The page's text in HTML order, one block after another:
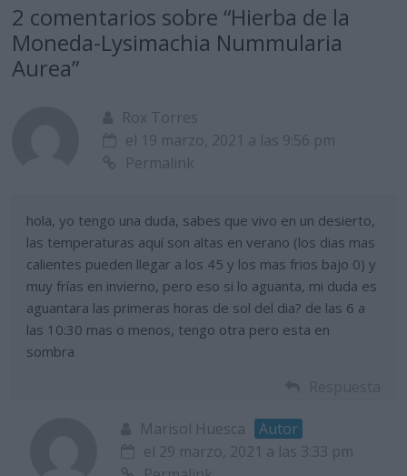
2 comentarios sobre “Hierba de la
Moneda-Lysimachia Nummularia
Aurea”
Rox Torres
el 19 marzo, 2021 a las 9:56 pm
Permalink
hola, yo tengo una duda, sabes que vivo en un desierto,
las temperaturas aquí son altas en verano (los dias mas
calientes pueden llegar a los 45 y los mas frios bajo 0) y
muy frías en invierno, pero eso si lo aguanta, mi duda es
aguantara las primeras horas de sol del dia? de las 6 a
las 10:30 mas o menos, tengo otra pero esta en
sombra
Marisol Huesca
Autor
el 29 marzo, 2021 a las 3:33 pm